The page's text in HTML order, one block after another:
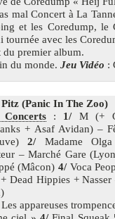
mal Concert à La
et les Coredump, le
avec les
du premier album.
du monde. Jeu Vidéo :
Pitz (Panic In The Zoo)
: 1/M (+
+ Asaf Avidan) –
2/Madame
– Marché Gare
(Mâcon) 4/Voca
Dead Hippies +
appareuses